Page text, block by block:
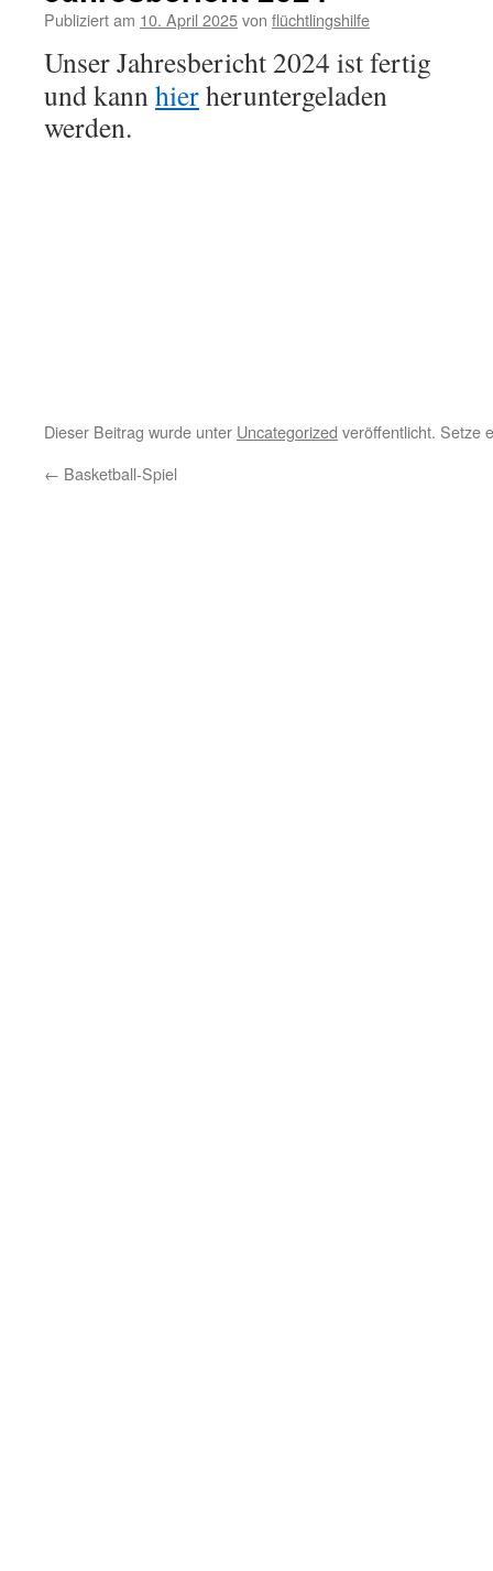
Publiziert am 10. April 2025von flüchtlingshilfe
Unser Jahresbericht 2024 ist fertig
und kannhierheruntergeladen
werden.
Dieser Beitrag wurde unter Uncategorized veröffentlicht. Setze
← Basketball-Spiel